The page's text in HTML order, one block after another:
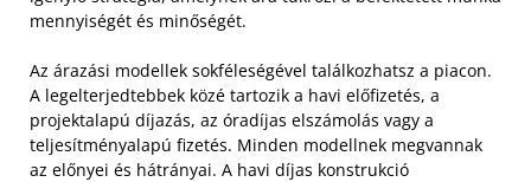
mennyiségét és minőségét.
Az árazási modellek sokféleségével találkozhatsz a piacon.
A legelterjedtebbek közé tartozik a havi előfizetés, a
projektalapú díjazás, az óradíjas elszámolás vagy a
teljesítményalapú fizetés. Minden modellnek megvannak
az előnyei és hátrányai. A havi díjas konstrukció